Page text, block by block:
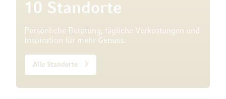
10 Standorte
Persönliche Beratung, tägliche Verkostungen und
Inspiration für mehr Genuss.
Alle Standorte